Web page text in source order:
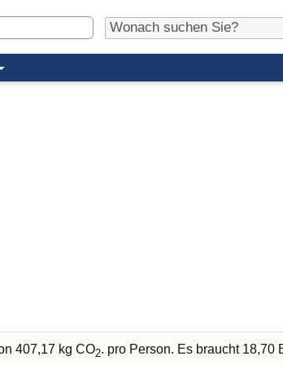
407,17 kg CO2. pro Person. Es braucht 18,70